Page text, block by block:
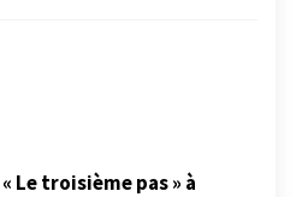
« Le troisième pas » à